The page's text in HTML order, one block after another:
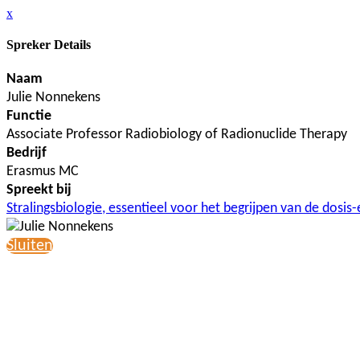
x
Spreker Details
Naam
Julie Nonnekens
Functie
Associate Professor Radiobiology of Radionuclide Therapy
Bedrijf
Erasmus MC
Spreekt bij
Stralingsbiologie, essentieel voor het begrijpen van de
Sluiten